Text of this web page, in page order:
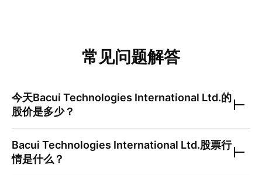
常见问题解答
今天Bacui Technologies International Ltd.的
股价是多少？
Bacui Technologies International Ltd.股票行
情是什么？